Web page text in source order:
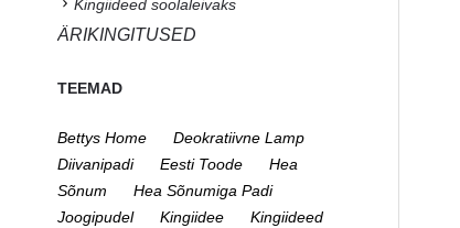
Kingiideed soolaleivaks
ÄRIKINGITUSED
TEEMAD
Bettys Home
Deokratiivne Lamp
Diivanipadi
Eesti Toode
Hea
Sõnum
Hea Sõnumiga Padi
Joogipudel
Kingiidee
Kingiideed